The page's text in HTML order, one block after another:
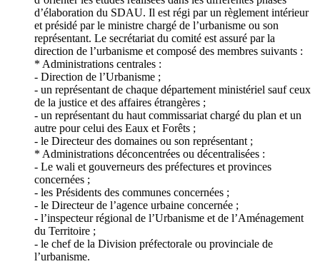
d’élaboration du SDAU. Il est régi par un règlement intérieur
et présidé par le ministre chargé de l’urbanisme ou son
représentant. Le secrétariat du comité est assuré par la
direction de l’urbanisme et composé des membres suivants :
* Administrations centrales :
- Direction de l’Urbanisme ;
- un représentant de chaque département ministériel sauf ceux
de la justice et des affaires étrangères ;
- un représentant du haut commissariat chargé du plan et un
autre pour celui des Eaux et Forêts ;
- le Directeur des domaines ou son représentant ;
* Administrations déconcentrées ou décentralisées :
- Le wali et gouverneurs des préfectures et provinces
concernées ;
- les Présidents des communes concernées ;
- le Directeur de l’agence urbaine concernée ;
- l’inspecteur régional de l’Urbanisme et de l’Aménagement
du Territoire ;
- le chef de la Division préfectorale ou provinciale de
l’urbanisme.